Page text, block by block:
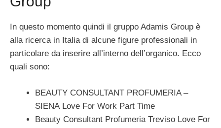
In questo momento quindi il gruppo Adamis Group è
alla ricerca in Italia di alcune figure professionali in
particolare da inserire all’interno dell’organico. Ecco
quali sono:
BEAUTY CONSULTANT PROFUMERIA –
SIENA Love For Work Part Time
Beauty Consultant Profumeria Treviso Love For